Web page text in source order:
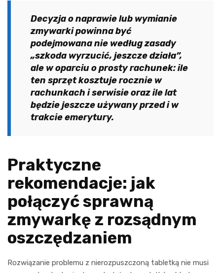
Decyzja o naprawie lub wymianie
zmywarki powinna być
podejmowana nie według zasady
„szkoda wyrzucić, jeszcze działa”,
ale w oparciu o prosty rachunek: ile
ten sprzęt kosztuje rocznie w
rachunkach i serwisie oraz ile lat
będzie jeszcze używany przed i w
trakcie emerytury.
Praktyczne
rekomendacje: jak
połączyć sprawną
zmywarkę z rozsądnym
oszczędzaniem
Rozwiązanie problemu z nierozpuszczoną tabletką nie musi